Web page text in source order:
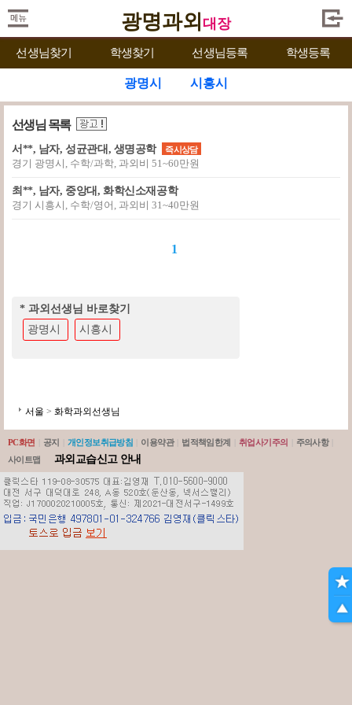
광명과외 대장
선생님찾기 학생찾기 선생님등록 학생등록
광명시 시흥시
선생님 목록
서**, 남자, 성균관대, 생명공학 즉시상담
경기 광명시, 수학/과학, 과외비 51~60만원
최**, 남자, 중앙대, 화학신소재공학
경기 시흥시, 수학/영어, 과외비 31~40만원
1
* 과외선생님 바로찾기
광명시
시흥시
서울 > 화학과외선생님
PC화면 공지 개인정보취급방침 이용약관 법적책임한계 취업사기주의 주의사항
사이트맵
과외교습신고 안내